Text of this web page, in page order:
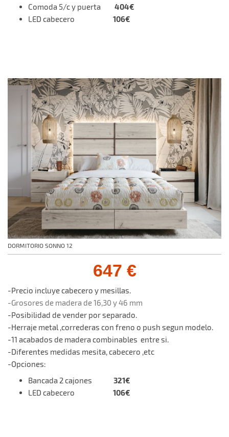
Comoda 5/c y puerta 404€
LED cabecero 106€
DORMITORIO SONNO 12
647 €
-Precio incluye cabecero y mesillas.
-Grosores de madera de 16,30 y 46 mm
-Posibilidad de vender por separado.
-Herraje metal ,correderas con freno o push segun modelo.
-11 acabados de madera combinables entre si.
-Diferentes medidas mesita, cabecero ,etc
-Opciones:
Bancada 2 cajones
321€
LED cabecero 106€